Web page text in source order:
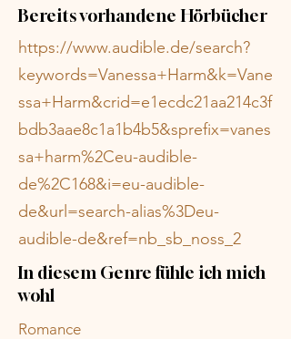
Bereits vorhandene Hörbücher
https://www.audible.de/search?
keywords=Vanessa+Harm&k=Vane
ssa+Harm&crid=e1ecdc21aa214c3f
bdb3aae8c1a1b4b5&sprefix=vanes
sa+harm%2Ceu-audible-
de%2C168&i=eu-audible-
de&url=search-alias%3Deu-
audible-de&ref=nb_sb_noss_2
In diesem Genre fühle ich mich
wohl
Romance